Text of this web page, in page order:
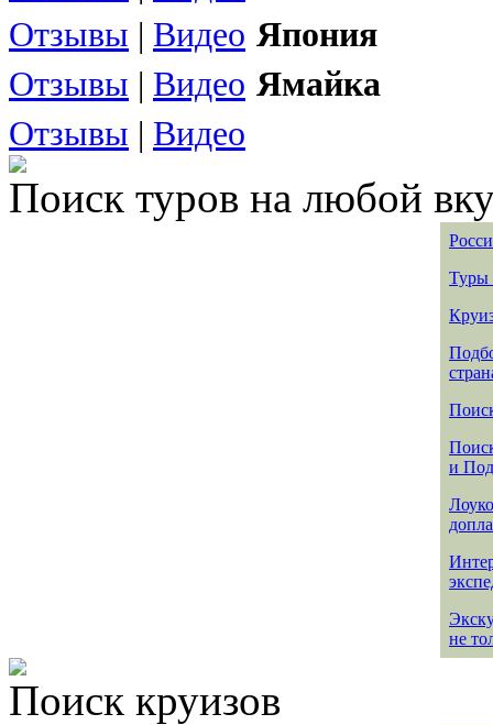
Отзывы | Видео Япония
Отзывы | Видео Ямайка
Отзывы | Видео
Поиск туров на любой
Туры
и
не
Поиск круизов